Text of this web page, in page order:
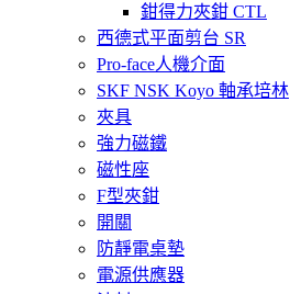
鉗得力夾鉗 CTL
西德式平面剪台 SR
Pro-face人機介面
SKF NSK Koyo 軸承培林
夾具
強力磁鐵
磁性座
F型夾鉗
開關
防靜電桌墊
電源供應器